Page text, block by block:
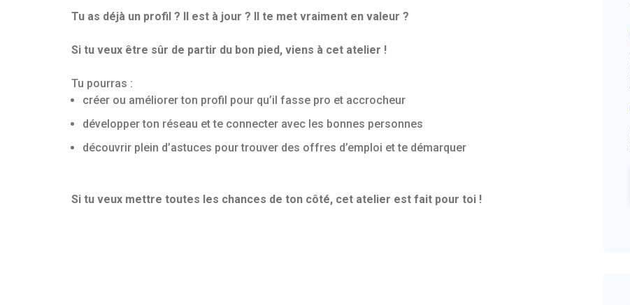
Tu as déjà un profil ? Il est à jour ? Il te met vraiment en valeur ?
Si tu veux être sûr de partir du bon pied, viens à cet atelier !
Tu pourras :
créer ou améliorer ton profil pour qu’il fasse pro et accrocheur
développer ton réseau et te connecter avec les bonnes personnes
découvrir plein d’astuces pour trouver des offres d’emploi et te démarquer
Si tu veux mettre toutes les chances de ton côté, cet atelier est fait pour toi !